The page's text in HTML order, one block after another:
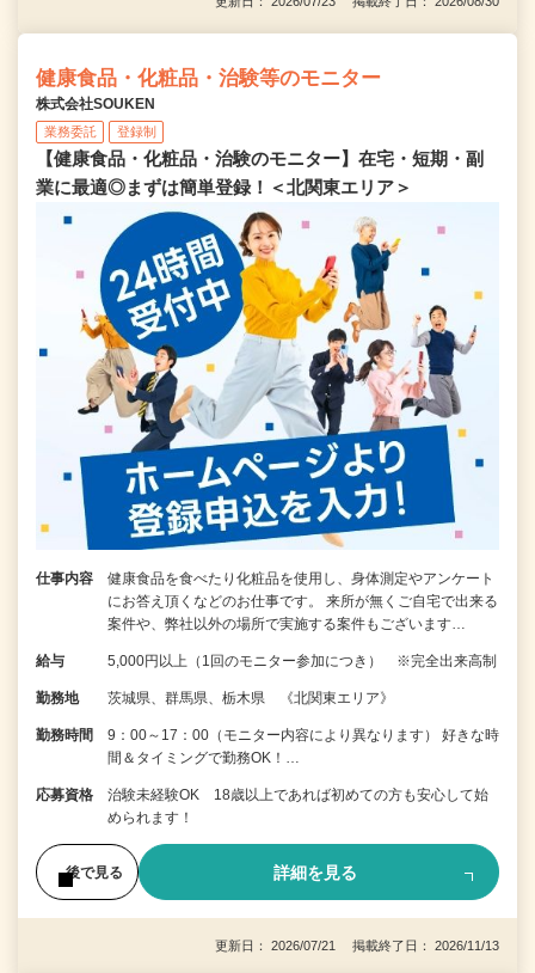
健康食品・化粧品・治験等のモニター
株式会社SOUKEN
業務委託 登録制
【健康食品・化粧品・治験のモニター】在宅・短期・副
業に最適◎まずは簡単登録！＜北関東エリア＞
仕事内容
健康食品を食べたり化粧品を使用し、身体測定やアンケート
にお答え頂くなどのお仕事です。 来所が無くご自宅で出来る
案件や、弊社以外の場所で実施する案件もございます…
給与 5,000円以上（1回のモニター参加につき） ※完全出来高制
勤務地 茨城県、群馬県、栃木県 《北関東エリア》
勤務時間
9：00～17：00（モニター内容により異なります） 好きな時
間＆タイミングで勤務OK！…
応募資格
治験未経験OK 18歳以上であれば初めての方も安心して始
められます！
後で見る 詳細を見る
更新日： 2026/07/21 掲載終了日： 2026/11/13